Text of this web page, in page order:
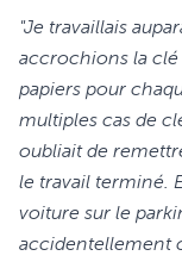
"Je travaillais
accrochions la clé
papiers pour
multiples cas de
oubliait de
le travail terminé.
voiture sur le
accidentellement